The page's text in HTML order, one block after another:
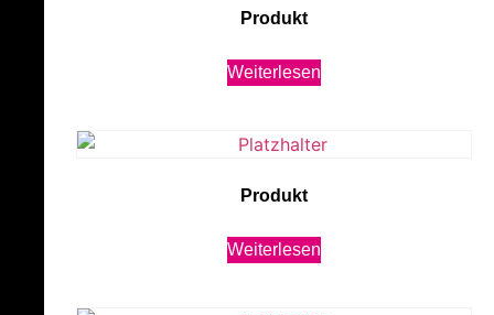
Produkt
Weiterlesen
Produkt
Weiterlesen